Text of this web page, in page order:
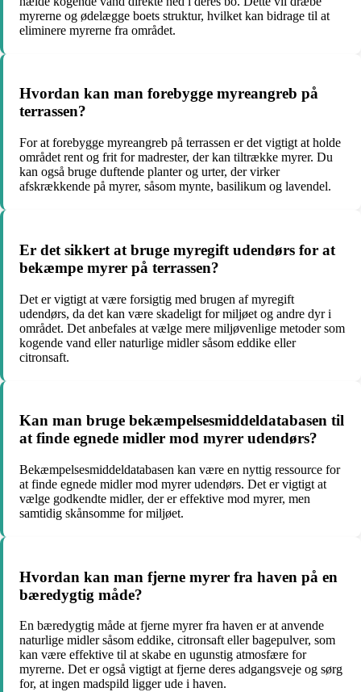
myrerne og ødelægge boets struktur, hvilket kan bidrage til at
eliminere myrerne fra området.
Hvordan kan man forebygge myreangreb på
terrassen?
For at forebygge myreangreb på terrassen er det vigtigt at holde
området rent og frit for madrester, der kan tiltrække myrer. Du
kan også bruge duftende planter og urter, der virker
afskrækkende på myrer, såsom mynte, basilikum og lavendel.
Er det sikkert at bruge myregift udendørs for at
bekæmpe myrer på terrassen?
Det er vigtigt at være forsigtig med brugen af myregift
udendørs, da det kan være skadeligt for miljøet og andre dyr i
området. Det anbefales at vælge mere miljøvenlige metoder som
kogende vand eller naturlige midler såsom eddike eller
citronsaft.
Kan man bruge bekæmpelsesmiddeldatabasen til
at finde egnede midler mod myrer udendørs?
Bekæmpelsesmiddeldatabasen kan være en nyttig ressource for
at finde egnede midler mod myrer udendørs. Det er vigtigt at
vælge godkendte midler, der er effektive mod myrer, men
samtidig skånsomme for miljøet.
Hvordan kan man fjerne myrer fra haven på en
bæredygtig måde?
En bæredygtig måde at fjerne myrer fra haven er at anvende
naturlige midler såsom eddike, citronsaft eller bagepulver, som
kan være effektive til at skabe en ugunstig atmosfære for
myrerne. Det er også vigtigt at fjerne deres adgangsveje og sørg
for, at ingen madspild ligger ude i haven.